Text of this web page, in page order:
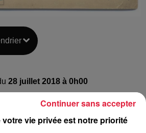
28 juillet 2018 à 0h00
28 juillet 2018 à 0h00
votre vie privée est notre priorité
Continuer sans accepter